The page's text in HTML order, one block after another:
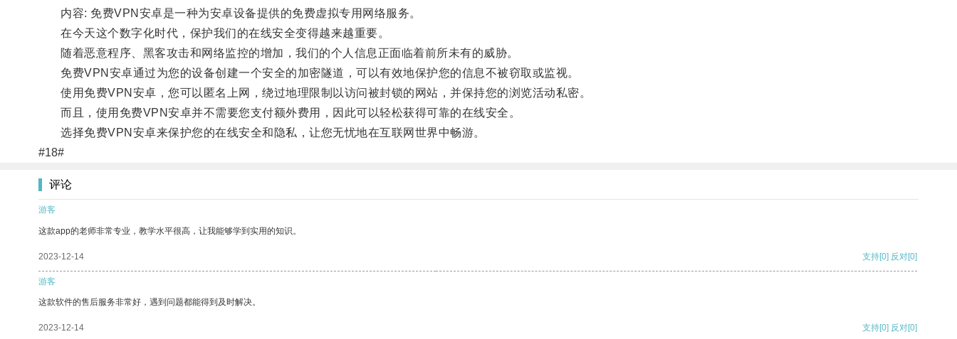
内容: 免费VPN安卓是一种为安卓设备提供的免费虚拟专用网络服务。
在今天这个数字化时代，保护我们的在线安全变得越来越重要。
随着恶意程序、黑客攻击和网络监控的增加，我们的个人信息正面临着前所未有的威胁。
免费VPN安卓通过为您的设备创建一个安全的加密隧道，可以有效地保护您的信息不被窃取或监视。
使用免费VPN安卓，您可以匿名上网，绕过地理限制以访问被封锁的网站，并保持您的浏览活动私密。
而且，使用免费VPN安卓并不需要您支付额外费用，因此可以轻松获得可靠的在线安全。
选择免费VPN安卓来保护您的在线安全和隐私，让您无忧地在互联网世界中畅游。
#18#
评论
游客
这款app的老师非常专业，教学水平很高，让我能够学到实用的知识。
2023-12-14 支持[0] 反对[0]
游客
这款软件的售后服务非常好，遇到问题都能得到及时解决。
2023-12-14 支持[0] 反对[0]